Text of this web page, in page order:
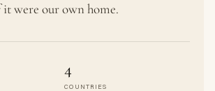
it were our own home.
4
COUNTRIES